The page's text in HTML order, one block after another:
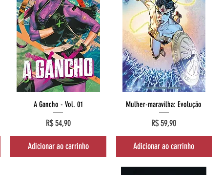
Visualização rápida
A Gancho - Vol. 01
Preço
R$ 54,90
Adicionar ao carrinho
Visualização rápida
Mulher-maravilha: Evolução
Preço
R$ 59,90
Adicionar ao carrinho